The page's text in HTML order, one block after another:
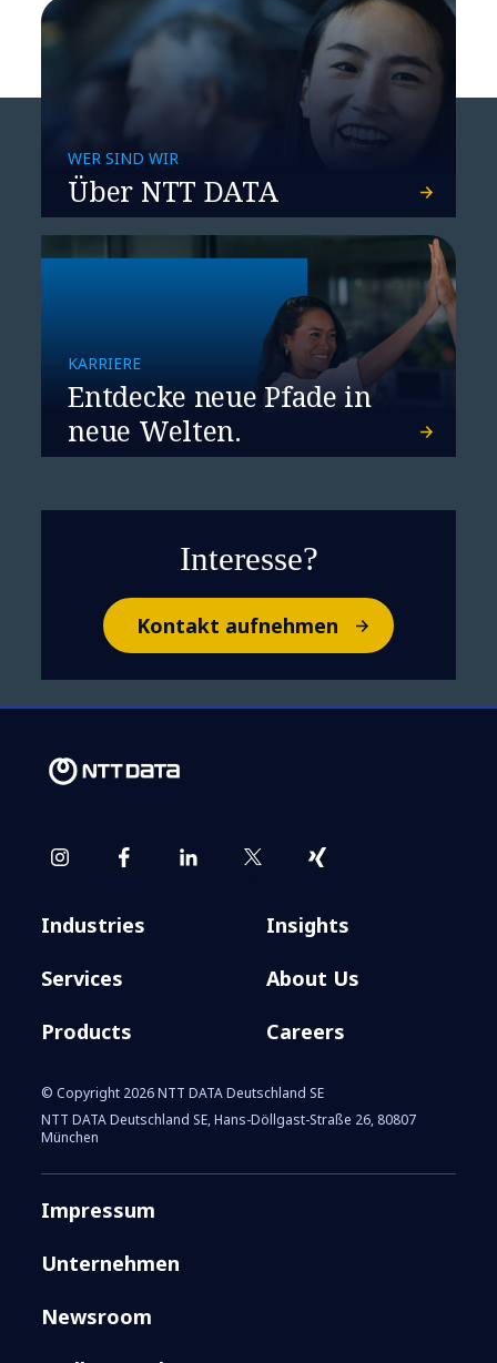
200 Anwendungen eines
Finanzunternehmens ziehen in
die Microsoft-Cloud um
WER SIND WIR
Über NTT DATA
KARRIERE
Entdecke neue Pfade in
neue Welten.
Interesse?
Kontakt aufnehmen
Industries
Services
Products
Insights
About Us
Careers
© Copyright 2026 NTT DATA Deutschland SE
NTT DATA Deutschland SE, Hans-Döllgast-Straße 26, 80807
München
Impressum
Unternehmen
Newsroom